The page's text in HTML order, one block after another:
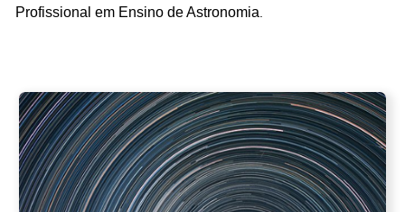
Profissional em Ensino de Astronomia